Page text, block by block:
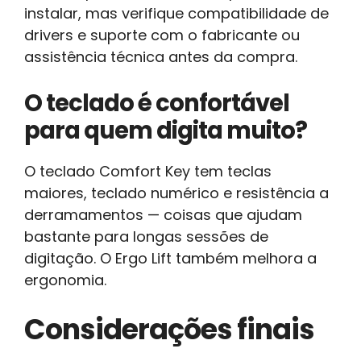
instalar, mas verifique compatibilidade de
drivers e suporte com o fabricante ou
assistência técnica antes da compra.
O teclado é confortável
para quem digita muito?
O teclado Comfort Key tem teclas
maiores, teclado numérico e resistência a
derramamentos — coisas que ajudam
bastante para longas sessões de
digitação. O Ergo Lift também melhora a
ergonomia.
Considerações finais